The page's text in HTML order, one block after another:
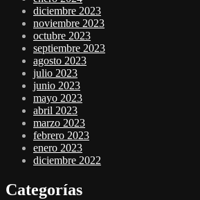
diciembre 2023
noviembre 2023
octubre 2023
septiembre 2023
agosto 2023
julio 2023
junio 2023
mayo 2023
abril 2023
marzo 2023
febrero 2023
enero 2023
diciembre 2022
Categorías